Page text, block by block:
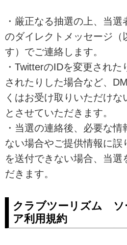
・厳正なる抽選の上、当
のダイレクトメッセージ（
す）でご連絡します。
・TwitterのIDを変更され
されたりした場合など、
くはお受け取りいただけ
とさせていただきます。
・当選の連絡後、必要な
ない場合やご提供情報に誤
を送付できない場合、当選
だきます。
クラブツーリズム ソ
ア利用規約